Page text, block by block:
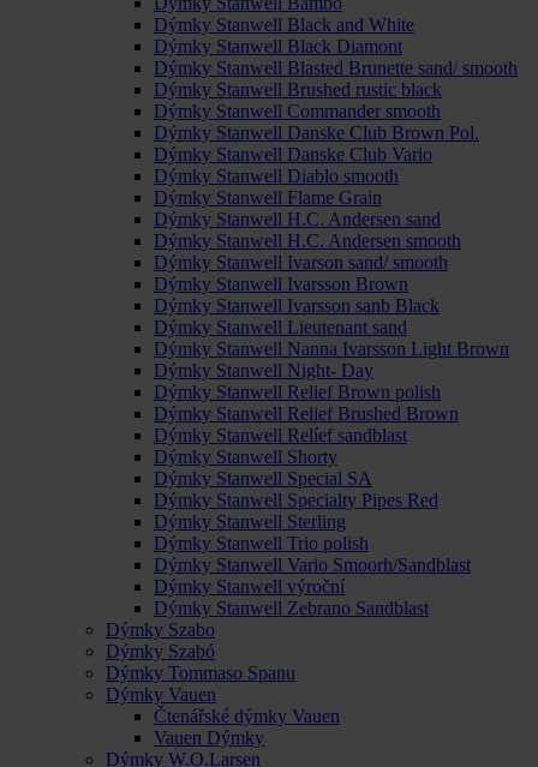
Dýmky Stanwell Black and White
Dýmky Stanwell Black Diamont
Dýmky Stanwell Blasted Brunette sand/ smooth
Dýmky Stanwell Brushed rustic black
Dýmky Stanwell Commander smooth
Dýmky Stanwell Danske Club Brown Pol.
Dýmky Stanwell Danske Club Vario
Dýmky Stanwell Diablo smooth
Dýmky Stanwell Flame Grain
Dýmky Stanwell H.C. Andersen sand
Dýmky Stanwell H.C. Andersen smooth
Dýmky Stanwell Ivarson sand/ smooth
Dýmky Stanwell Ivarsson Brown
Dýmky Stanwell Ivarsson sanb Black
Dýmky Stanwell Lieutenant sand
Dýmky Stanwell Nanna Ivarsson Light Brown
Dýmky Stanwell Night- Day
Dýmky Stanwell Relief Brown polish
Dýmky Stanwell Relief Brushed Brown
Dýmky Stanwell Relíef sandblast
Dýmky Stanwell Shorty
Dýmky Stanwell Special SA
Dýmky Stanwell Specialty Pipes Red
Dýmky Stanwell Sterling
Dýmky Stanwell Trio polish
Dýmky Stanwell Vario Smoorh/Sandblast
Dýmky Stanwell výroční
Dýmky Stanwell Zebrano Sandblast
Dýmky Szabo
Dýmky Szabó
Dýmky Tommaso Spanu
Dýmky Vauen
Čtenářské dýmky Vauen
Vauen Dýmky
Dýmky W.O.Larsen